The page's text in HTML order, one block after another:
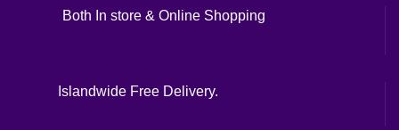
Both In store & Online Shopping
Islandwide Free Delivery.